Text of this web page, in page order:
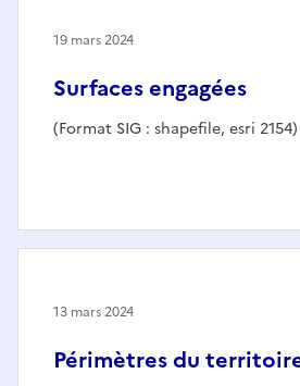
Surfaces engagées
(Format SIG : shapefile, esri 2154)
19 mars 2024
Périmètres du
13 mars 2024